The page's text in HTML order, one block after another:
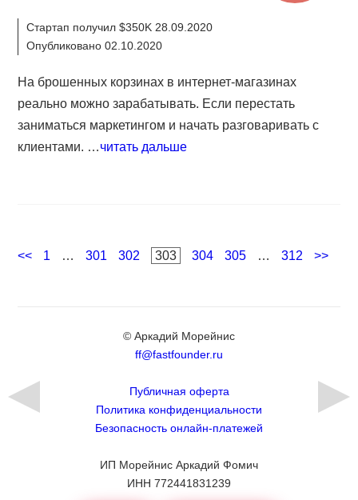
Стартап получил $350K 28.09.2020
Опубликовано 02.10.2020
На брошенных корзинах в интернет-магазинах
реально можно зарабатывать. Если перестать
заниматься маркетингом и начать разговаривать с
клиентами. …читать дальше
Навигация
<< Page
1 … Page
301 Page
302 Page
303 Page
304 Page
305 … Page
312 >>
© Аркадий Морейнис
ff@fastfounder.ru
Публичная оферта
Политика конфиденциальности
Безопасность онлайн-платежей
ИП Морейнис Аркадий Фомич
ИНН 772441831239